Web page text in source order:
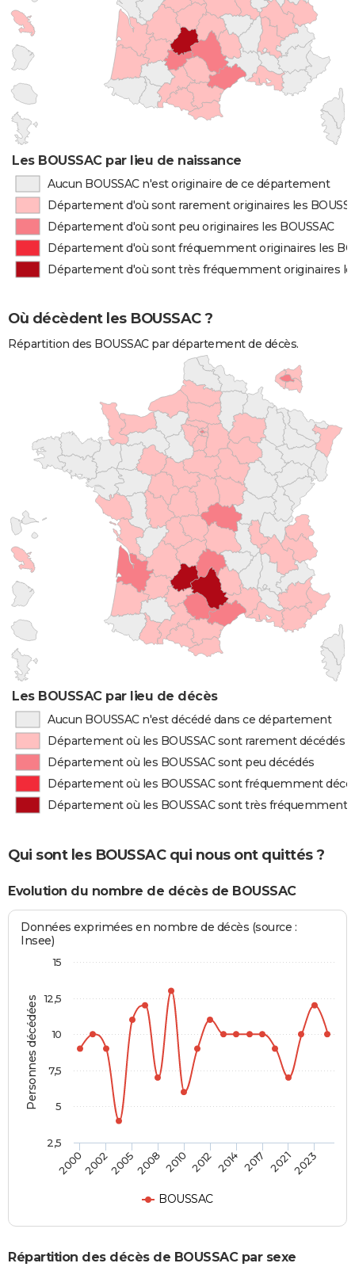
Les BOUSSAC par lieu de naissance
Aucun BOUSSAC n'est originaire de ce département
Département d'où sont rarement originaires les
Département d'où sont peu originaires les BOUSSAC
Département d'où sont fréquemment originaires les
Département d'où sont très fréquemment originaires
Où décèdent les BOUSSAC ?
Répartition des BOUSSAC par département de décès.
Les BOUSSAC par lieu de décès
Aucun BOUSSAC n'est décédé dans ce département
Département où les BOUSSAC sont rarement décédés
Département où les BOUSSAC sont peu décédés
Département où les BOUSSAC sont fréquemment
Département où les BOUSSAC sont très fréquemment
Qui sont les BOUSSAC qui nous ont quittés ?
Evolution du nombre de décès de BOUSSAC
Personnes décédées
Données exprimées en nombre de décès (source :
Insee)
BOUSSAC
2000200220052008 2010 2012 2014 2017 20212023
2,5
5
7,5
10
12,5
15
Répartition des décès de BOUSSAC par sexe